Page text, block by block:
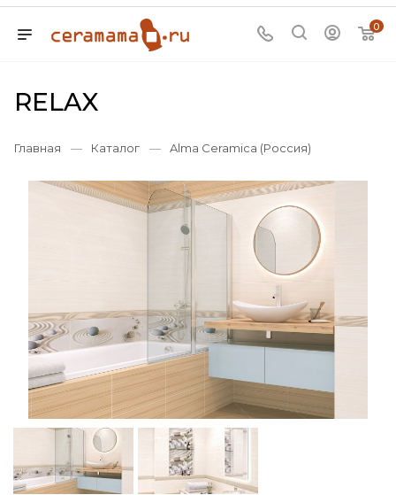
0
RELAX
Главная — Каталог — Alma Ceramica (Россия)